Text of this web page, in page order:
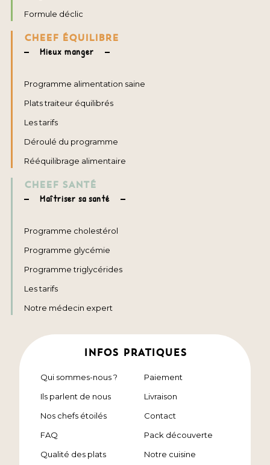
Formule déclic
CHEEF ÉQUILIBRE
Mieux manger
Programme alimentation saine
Plats traiteur équilibrés
Les tarifs
Déroulé du programme
Rééquilibrage alimentaire
CHEEF SANTÉ
Maîtriser sa santé
Programme cholestérol
Programme glycémie
Programme triglycérides
Les tarifs
Notre médecin expert
INFOS PRATIQUES
Qui sommes-nous ?
Ils parlent de nous
Nos chefs étoilés
FAQ
Qualité des plats
Paiement
Livraison
Contact
Pack découverte
Notre cuisine